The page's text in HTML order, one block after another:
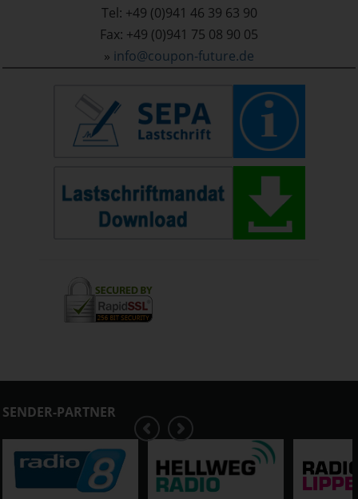
Tel: +49 (0)941 46 39 63 90
Fax: +49 (0)941 75 08 90 05
» info@coupon-future.de
SENDER-PARTNER